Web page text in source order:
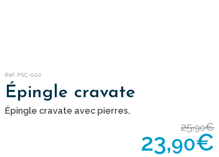
Ref: PSC-002
Épingle cravate
Épingle cravate avec pierres.
25,90€
23,90€